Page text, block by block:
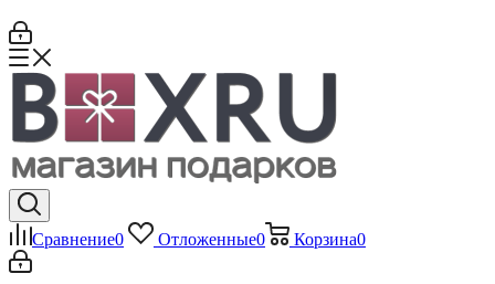
Сравнение0 Отложенные0 Корзина0